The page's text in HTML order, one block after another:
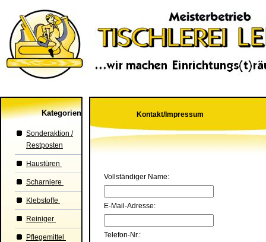
Kategorien
Sonderaktion /
Restposten
Haustüren
Scharniere
Klebstoffe
Reiniger
Pflegemittel
Kontakt/Impressum
Vollständiger Name:
E-Mail-Adresse:
Telefon-Nr.: